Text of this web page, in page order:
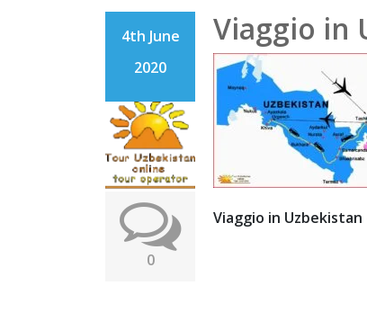
4th June
2020
0
Viaggio in
Viaggio in